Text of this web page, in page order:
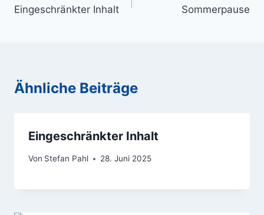
Eingeschränkter Inhalt Sommerpause
Ähnliche Beiträge
Eingeschränkter Inhalt
Von Stefan Pahl 28. Juni 2025